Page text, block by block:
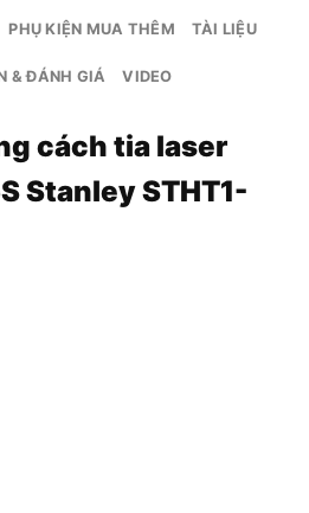
PHỤ KIỆN MUA THÊM TÀI LIỆU
& ĐÁNH GIÁ VIDEO
cách tia laser
Stanley STHT1-